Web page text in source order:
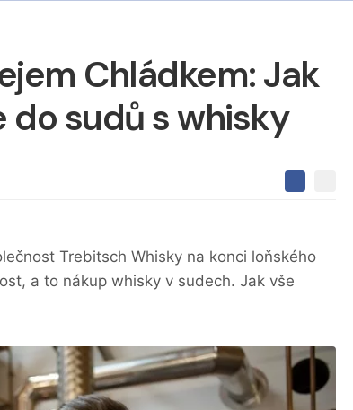
Chládkem: Jak
sudů s whisky
S
l
e
S
j
e
o
í
t
i
X
Trebitsch Whisky na konci loňského
a to nákup whisky v sudech. Jak vše